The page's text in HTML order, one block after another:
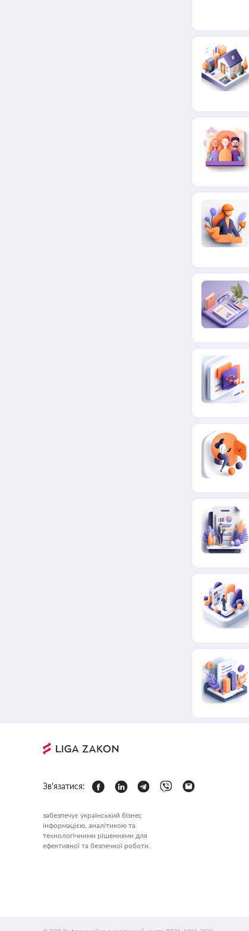
Зв'язатися:
забезпечує український бізнес
інформацією, аналітикою та
технологічними рішеннями для
ефективної та безпечної роботи.